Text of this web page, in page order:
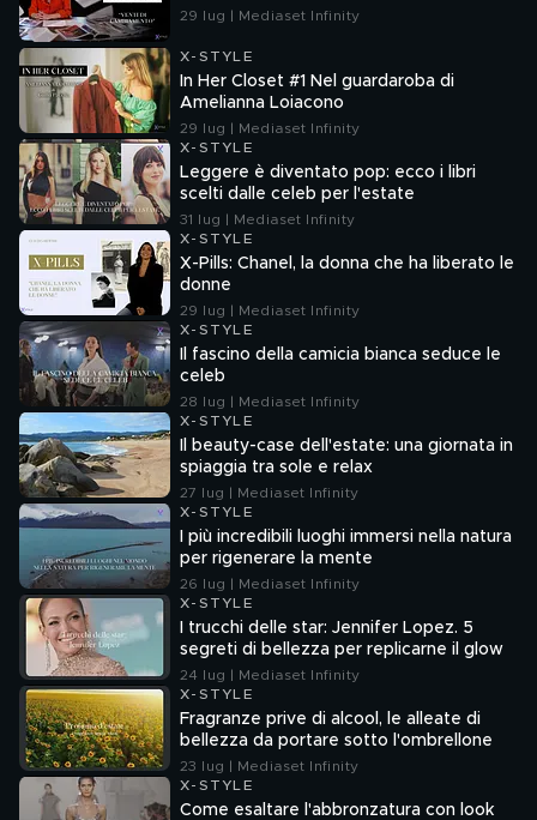
29 lug | Mediaset Infinity
X-STYLE
In Her Closet #1 Nel guardaroba di
Amelianna Loiacono
29 lug | Mediaset Infinity
X-STYLE
Leggere è diventato pop: ecco i libri
scelti dalle celeb per l'estate
31 lug | Mediaset Infinity
X-STYLE
X-Pills: Chanel, la donna che ha liberato le
donne
29 lug | Mediaset Infinity
X-STYLE
Il fascino della camicia bianca seduce le
celeb
28 lug | Mediaset Infinity
X-STYLE
Il beauty-case dell'estate: una giornata in
spiaggia tra sole e relax
27 lug | Mediaset Infinity
X-STYLE
I più incredibili luoghi immersi nella natura
per rigenerare la mente
26 lug | Mediaset Infinity
X-STYLE
I trucchi delle star: Jennifer Lopez. 5
segreti di bellezza per replicarne il glow
24 lug | Mediaset Infinity
X-STYLE
Fragranze prive di alcool, le alleate di
bellezza da portare sotto l'ombrellone
23 lug | Mediaset Infinity
X-STYLE
Come esaltare l'abbronzatura con look